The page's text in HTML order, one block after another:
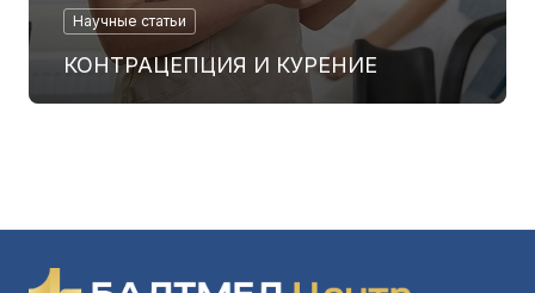
Научные статьи
КОНТРАЦЕПЦИЯ И КУРЕНИЕ